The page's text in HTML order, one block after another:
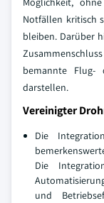
Notfällen kritisch
bleiben. Darüber
bemannte Flug-
darstellen.
Vereinigter
Die
Die
und